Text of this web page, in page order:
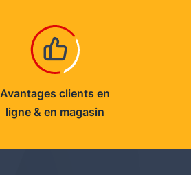
Avantages clients en
ligne & en magasin